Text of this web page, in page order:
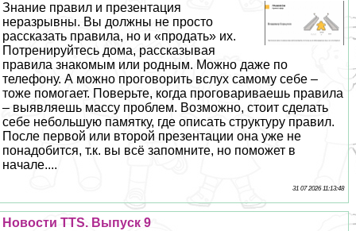
Знание правил и презентация
неразрывны. Вы должны не просто
рассказать правила, но и «продать» их.
Потренируйтесь дома, рассказывая
правила знакомым или родным. Можно даже по
телефону. А можно проговорить вслух самому себе –
тоже помогает. Поверьте, когда проговариваешь правила
– выявляешь массу проблем. Возможно, стоит сделать
себе небольшую памятку, где описать структуру правил.
После первой или второй презентации она уже не
понадобится, т.к. вы всё запомните, но поможет в
начале....
31 07 2026 11:13:48
Новости TTS. Выпуск 9